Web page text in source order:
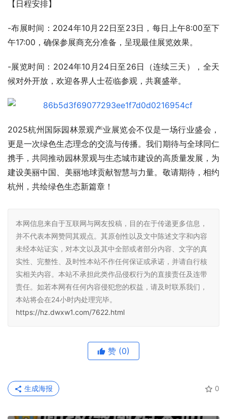
【日程安排】
-布展时间：2024年10月22日至23日，每日上午8:00至下
午17:00，确保参展商充分准备，呈现最佳展览效果。
-展览时间：2024年10月24日至26日（连续三天），全天
候对外开放，欢迎各界人士莅临参观，共襄盛举。
2025杭州国际园林景观产业展览会不仅是一场行业盛会，
更是一次绿色生态理念的交流与传播。我们期待与全球同仁
携手，共同推动园林景观与生态城市建设的高质量发展，为
建设美丽中国、美丽地球贡献智慧与力量。敬请期待，相约
杭州，共绘绿色生态新篇章！
本网信息来自于互联网与网友投稿，目的在于传递更多信息，
并不代表本网赞同其观点。其原创性以及文中陈述文字和内容
未经本站证实，对本文以及其中全部或者部分内容、文字的真
实性、完整性、及时性本站不作任何保证或承诺，并请自行核
实相关内容。本站不承担此类作品侵权行为的直接责任及连带
责任。如若本网有任何内容侵犯您的权益，请及时联系我们，
本站将会在24小时内处理完毕。
https://hz.dwxw1.com/7622.html
赞 (0)
0
生成海报